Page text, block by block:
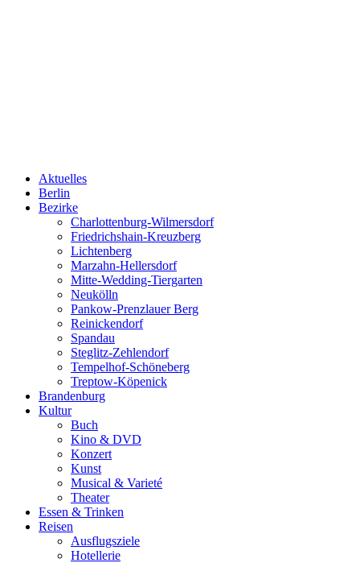
Aktuelles
Berlin
Bezirke
Charlottenburg-Wilmersdorf
Friedrichshain-Kreuzberg
Lichtenberg
Marzahn-Hellersdorf
Mitte-Wedding-Tiergarten
Neukölln
Pankow-Prenzlauer Berg
Reinickendorf
Spandau
Steglitz-Zehlendorf
Tempelhof-Schöneberg
Treptow-Köpenick
Brandenburg
Kultur
Buch
Kino & DVD
Konzert
Kunst
Musical & Varieté
Theater
Essen & Trinken
Reisen
Ausflugsziele
Hotellerie